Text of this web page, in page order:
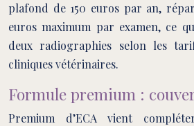
plafond de 150 euros par an,
euros maximum par examen, ce
deux radiographies selon les
cliniques vétérinaires.
Formule premium :
Premium d’ECA vient